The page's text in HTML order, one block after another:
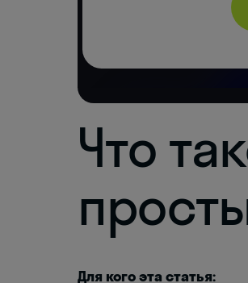
Что
Для кого эта статья: